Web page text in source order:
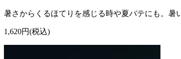
暑さからくるほてりを感じる時や夏バテにも。暑
1,620円(税込)